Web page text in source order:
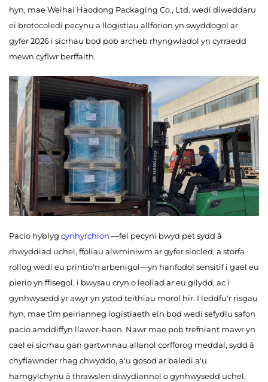
hyn, mae Weihai Haodong Packaging Co., Ltd. wedi diweddaru
ei brotocoledi pecynu a llogistiau allforion yn swyddogol ar
gyfer 2026 i sicrhau bod pob archeb rhyngwladol yn cyrraedd
mewn cyflwr berffaith.
Pacio hyblyg cynhyrchion —fel pecyni bwyd pet sydd â
rhwyddiad uchel, ffoliau alwminiwm ar gyfer siocled, a storfa
rollog wedi eu printio'n arbenigol—yn hanfodol sensitif i gael eu
pierio yn ffisegol, i bwysau cryn o leoliad ar eu gilydd, ac i
gynhwysedd yr awyr yn ystod teithiau morol hir. I leddfu'r risgau
hyn, mae tîm peirianneg logistiaeth ein bod wedi sefydlu safon
pacio amddiffyn llawer-haen. Nawr mae pob trefniant mawr yn
cael ei sicrhau gan gartwnnau allanol corfforog meddal, sydd â
chyfiawnder rhag chwyddo, a'u gosod ar baledi a'u
hamgylchynu â thrawslen diwydiannol o gynhwysedd uchel,